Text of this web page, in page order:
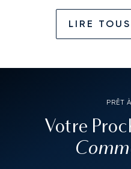
LIRE
PRÊT
Votre